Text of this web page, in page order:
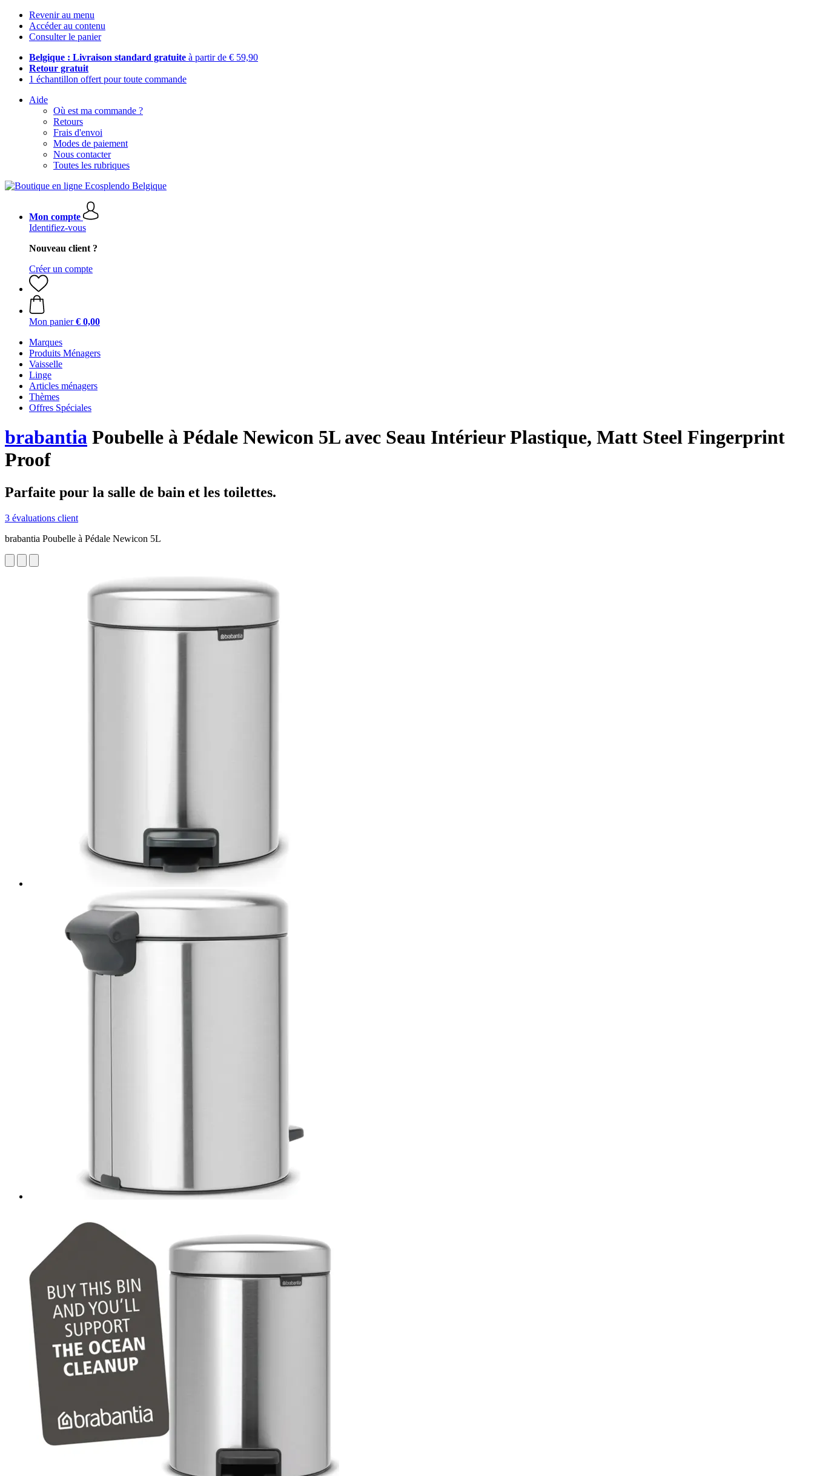
Revenir au menu
Accéder au contenu
Consulter le panier
Belgique : Livraison standard gratuite à partir de € 59,90
Retour gratuit
1 échantillon offert pour toute commande
Aide
Où est ma commande ?
Retours
Frais d'envoi
Modes de paiement
Nous contacter
Toutes les rubriques
Mon compte
Identifiez-vous
Nouveau client ?
Créer un compte
Mon panier € 0,00
Marques
Produits Ménagers
Vaisselle
Linge
Articles ménagers
Thèmes
Offres Spéciales
brabantia Poubelle à Pédale Newicon 5L avec Seau Intérieur Plastique, Matt Steel Fingerprint
Proof
Parfaite pour la salle de bain et les toilettes.
3 évaluations client
brabantia Poubelle à Pédale Newicon 5L